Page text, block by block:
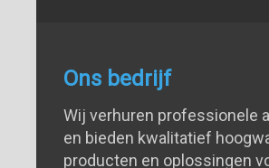
Ons bedrijf
Wij verhuren professionele
en bieden kwalitatief
producten en oplossingen